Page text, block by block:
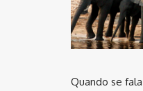
Quando se